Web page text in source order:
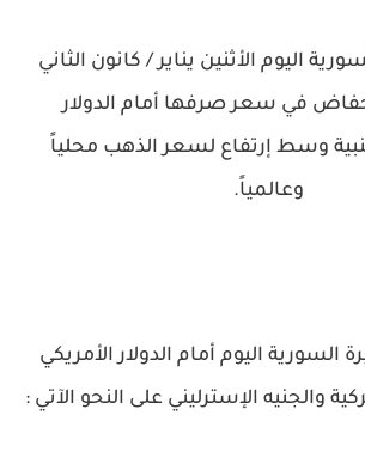
اليوم الأثنين يناير / كانون الثاني
2021 إنخفاض في سعر صرفها أمام الدولار
وسط إرتفاع لسعر الذهب محلياً
وعالمياً.
السورية اليوم أمام الدولار الأمريكي
والجنيه الإسترليني على النحو الآتي :